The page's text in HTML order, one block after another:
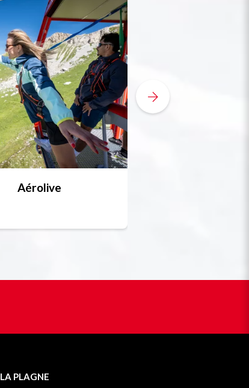
Aérolive
LA PLAGNE